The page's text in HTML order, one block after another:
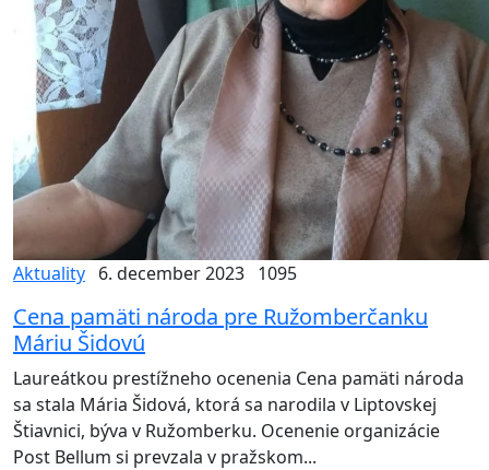
Aktuality 6. december 2023 1095
Cena pamäti národa pre Ružomberčanku
Máriu Šidovú
Laureátkou prestížneho ocenenia Cena pamäti národa
sa stala Mária Šidová, ktorá sa narodila v Liptovskej
Štiavnici, býva v Ružomberku. Ocenenie organizácie
Post Bellum si prevzala v pražskom...